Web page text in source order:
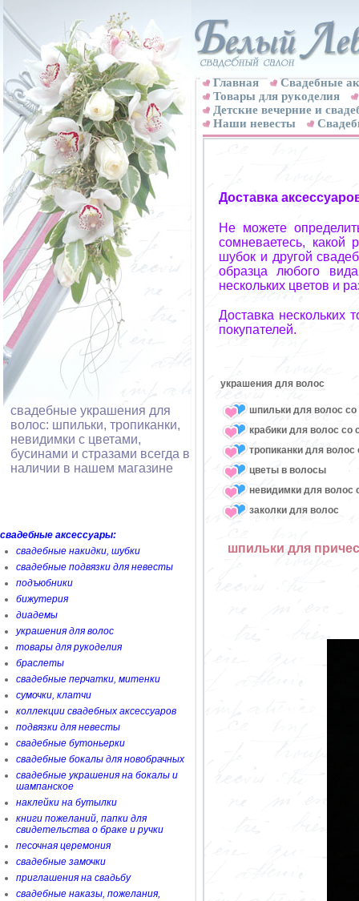
свадебные украшения для
волос: шпильки, тропиканки,
невидимки с цветами,
бусинами и стразами всегда в
наличии в нашем магазине
свадебные аксессуары:
свадебные накидки, шубки
свадебные подвязки для невесты
подъюбники
бижутерия
диадемы
украшения для волос
товары для рукоделия
браслеты
свадебные перчатки, митенки
сумочки, клатчи
коллекции свадебных аксессуаров
подвязки для невесты
свадебные бутоньерки
свадебные бокалы для новобрачных
свадебные украшения на бокалы и
шампанское
наклейки на бутылки
книги пожеланий, папки для
свидетельства о браке и ручки
песочная церемония
свадебные замочки
приглашения на свадьбу
свадебные наказы, пожелания,
Главная
Свадебные
Товары для рукоделия
Детские вечерние и
Наши невесты
Доставка
Не можете
сомневаетесь, какой
шубок и другой
образца любого
нескольких цветов и
Доставка нескольких
покупателей.
украшения для волос
шпильки для волос со
крабики для волос со
тропиканки для
цветы в волосы
невидимки для волос
заколки для волос
шпильки для